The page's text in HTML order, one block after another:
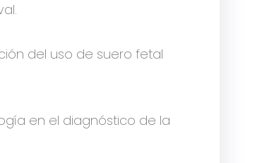
del uso de suero fetal
en el diagnóstico de la